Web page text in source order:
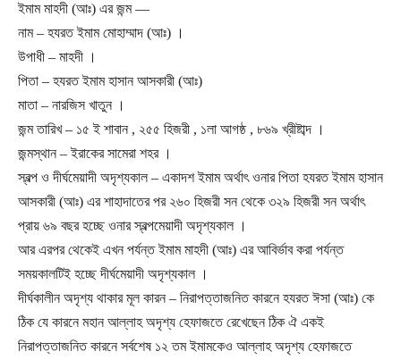
ইমাম মাহদী (আঃ) এর জন্ম —
নাম – হযরত ইমাম মোহাম্মাদ (আঃ) ।
উপাধী – মাহদী ।
পিতা – হযরত ইমাম হাসান আসকারী (আঃ)
মাতা – নারজিস খাতুন ।
জন্ম তারিখ – ১৫ ই শাবান , ২৫৫ হিজরী , ১লা আগষ্ঠ , ৮৬৯ খ্রীষ্টাব্দ ।
জন্মস্থান – ইরাকের সামেরা শহর ।
স্বল্প ও দীর্ঘমেয়াদী অদৃশ্যকাল – একাদশ ইমাম অর্থাৎ ওনার পিতা হযরত ইমাম হাসান
আসকারী (আঃ) এর শাহাদাতের পর ২৬০ হিজরী সন থেকে ৩২৯ হিজরী সন অর্থাৎ
প্রায় ৬৯ বছর হচ্ছে ওনার স্বল্পমেয়াদী অদৃশ্যকাল ।
আর এরপর থেকেই এখন পর্যন্ত ইমাম মাহদী (আঃ) এর আবির্ভাব করা পর্যন্ত
সময়কালটিই হচ্ছে দীর্ঘমেয়াদী অদৃশ্যকাল ।
দীর্ঘকালীন অদৃশ্য থাকার মূল কারন – নিরাপত্তাজনিত কারনে হযরত ঈসা (আঃ) কে
ঠিক যে কারনে মহান আল্লাহ অদৃশ্য হেফাজতে রেখেছেন ঠিক ঐ একই
নিরাপত্তাজনিত কারনে সর্বশেষ ১২ তম ইমামকেও আল্লাহ অদৃশ্য হেফাজতে